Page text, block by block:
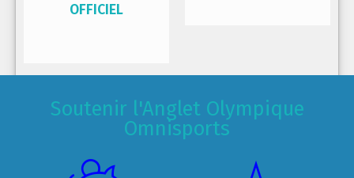
OFFICIEL
Soutenir l'Anglet Olympique
Omnisports